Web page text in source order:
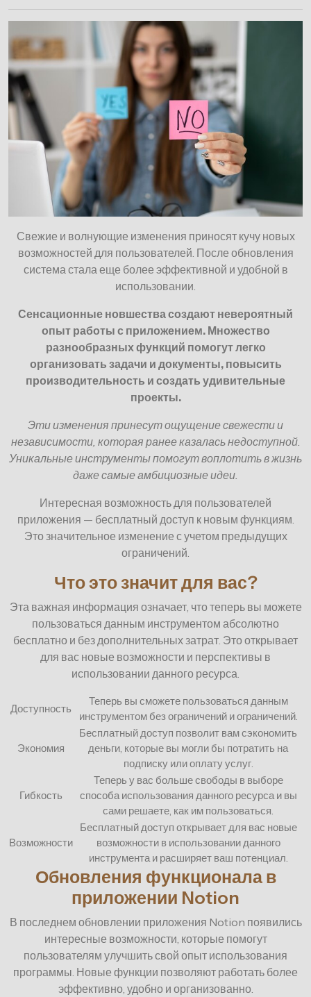
Свежие и волнующие изменения приносят кучу новых
возможностей для пользователей. После обновления
система стала еще более эффективной и удобной в
использовании.
Сенсационные новшества создают невероятный
опыт работы с приложением. Множество
разнообразных функций помогут легко
организовать задачи и документы, повысить
производительность и создать удивительные
проекты.
Эти изменения принесут ощущение свежести и
независимости, которая ранее казалась недоступной.
Уникальные инструменты помогут воплотить в жизнь
даже самые амбициозные идеи.
Интересная возможность для пользователей
приложения — бесплатный доступ к новым функциям.
Это значительное изменение с учетом предыдущих
ограничений.
Что это значит для вас?
Эта важная информация означает, что теперь вы можете
пользоваться данным инструментом абсолютно
бесплатно и без дополнительных затрат. Это открывает
для вас новые возможности и перспективы в
использовании данного ресурса.
Доступность
Теперь вы сможете пользоваться данным
инструментом без ограничений и ограничений.
Экономия
Бесплатный доступ позволит вам сэкономить
деньги, которые вы могли бы потратить на
подписку или оплату услуг.
Гибкость
Теперь у вас больше свободы в выборе
способа использования данного ресурса и вы
сами решаете, как им пользоваться.
Возможности
Бесплатный доступ открывает для вас новые
возможности в использовании данного
инструмента и расширяет ваш потенциал.
Обновления функционала в
приложении Notion
В последнем обновлении приложения Notion появились
интересные возможности, которые помогут
пользователям улучшить свой опыт использования
программы. Новые функции позволяют работать более
эффективно, удобно и организованно.